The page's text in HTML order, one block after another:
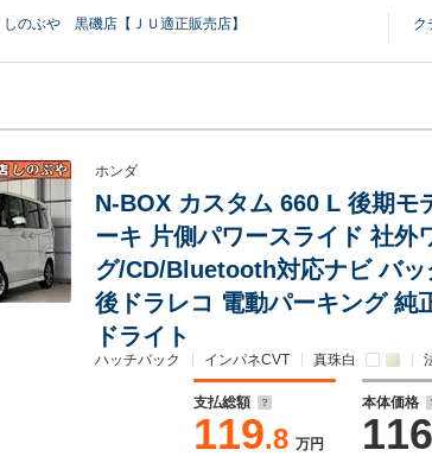
しのぶや 黒磯店【ＪＵ適正販売店】 ク
ホンダ
N-BOX カスタム 660 L 後期モ
ーキ 片側パワースライド 社外
グ/CD/Bluetooth対応ナビ バッ
後ドラレコ 電動パーキング 純
ドライト
ハッチバック インパネCVT 真珠白
支払総額
119.8 万円
本体価格
116